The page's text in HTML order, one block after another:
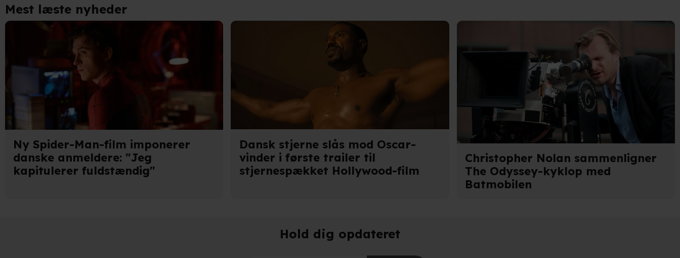
Du kan altid trække dit samtykke tilbage eller ændre indstillinger fra vores "Cookiedeklaration". Dine valg anvendes på
hele websitet.
Vi bruger egne cookies og cookies fra tredjeparter til at optimere dit besøg på vores hjemmeside. Det gør vi for at sikre
funktionalitet, generere statistik, huske dine præferencer og til markedsføring.
Når vi anvender cookies, behandler vi kortvarigt din IP-adresse. IP-adressen kan blive delt med vores partnere.
Du kan
læse mere om vores brug af cookies og behandling af dine personoplysninger i både vores
privatlivspolitikog
Mest læste nyheder
Ny Spider-Man-film imponerer
danske anmeldere: "Jeg
kapitulerer fuldstændig"
Dansk stjerne slås mod Oscar-
vinder i første trailer til
stjernespækket Hollywood-film
Christopher Nolan sammenligner
The Odyssey-kyklop med
Batmobilen
Hold dig opdateret